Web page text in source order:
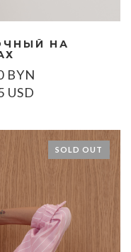
НА
BYN
USD
SOLD OUT